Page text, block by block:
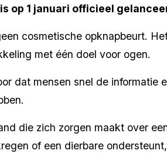
is op 1 januari officieel
cosmetische opknapbeurt.
met één doel voor ogen.
dat mensen snel de informatie
die zich zorgen maakt over
of een dierbare